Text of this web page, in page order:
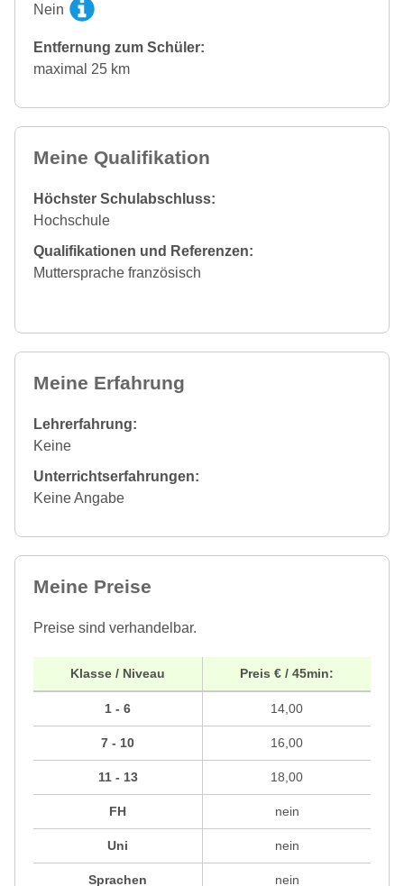
Nein
Entfernung zum Schüler:
maximal 25 km
Meine Qualifikation
Höchster Schulabschluss:
Hochschule
Qualifikationen und Referenzen:
Muttersprache französisch
Meine Erfahrung
Lehrerfahrung:
Keine
Unterrichtserfahrungen:
Keine Angabe
Meine Preise
Preise sind verhandelbar.
Klasse / Niveau
1 - 6
7 - 10
11 - 13
FH
Uni
Sprachen
Preis € / 45min:
14,00
16,00
18,00
nein
nein
nein